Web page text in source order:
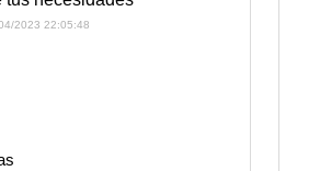
2023 22:05:48